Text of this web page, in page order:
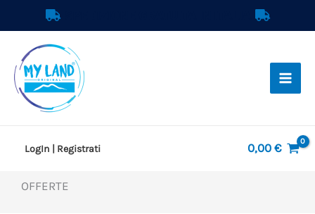
al
contenuto
LogIn | Registrati 0,00 €
OFFERTE